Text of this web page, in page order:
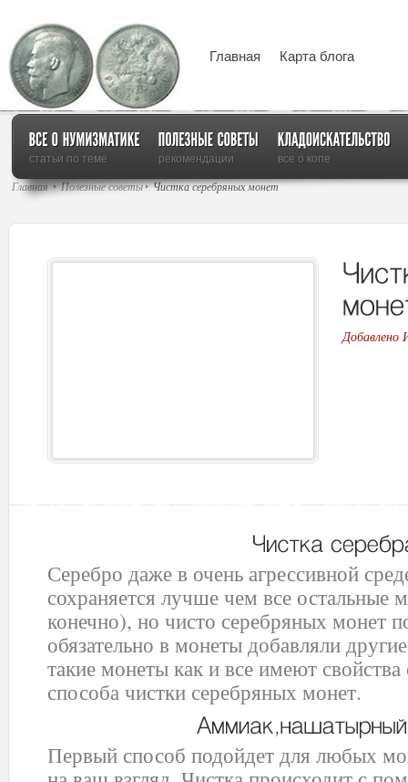
Главная Карта блога
статьи по теме рекомендации все о копе
Главная Полезные советы Чистка серебряных монет
Добавлено
Серебро даже в очень агрессивной
сохраняется лучше чем все остальные
конечно), но чисто серебряных монет
обязательно в монеты добавляли
такие монеты как и все имеют
способа чистки серебряных монет.
Первый способ подойдет для любых